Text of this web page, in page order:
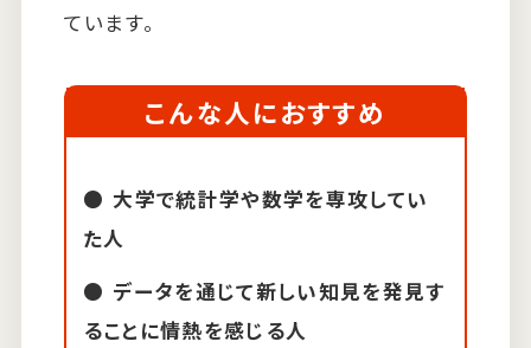
ています。
こんな人におすすめ
大学で統計学や数学を専攻してい
た人
データを通じて新しい知見を発見す
ることに情熱を感じる人